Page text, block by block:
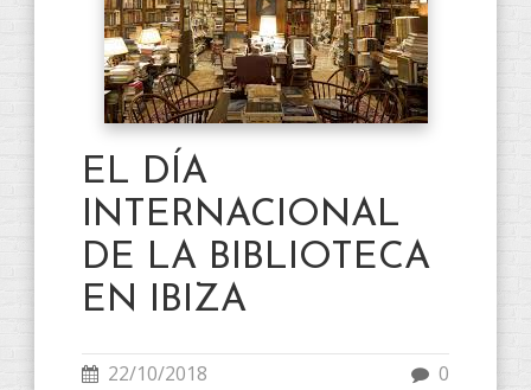
EL DÍA
INTERNACIONAL
DE LA BIBLIOTECA
EN IBIZA
22/10/2018 0